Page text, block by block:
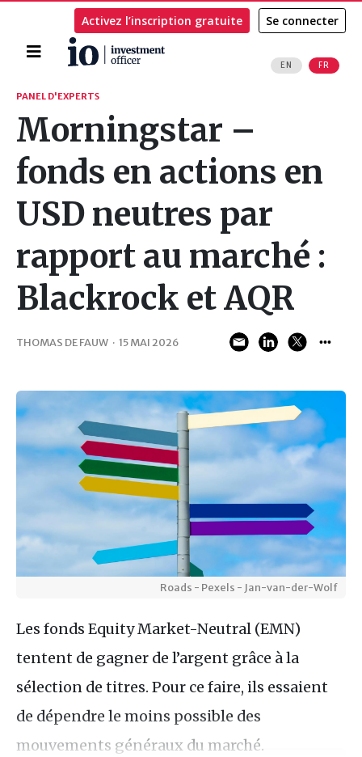
Accueil
EN FR
Activez l’inscription gratuite Se connecter
Rechercher
PANEL D'EXPERTS
Morningstar –
fonds en actions en
USD neutres par
rapport au marché :
Blackrock et AQR
THOMAS DE FAUW · 15 MAI 2026
Roads - Pexels - Jan-van-der-Wolf
Les fonds Equity Market-Neutral (EMN)
tentent de gagner de l’argent grâce à la
sélection de titres. Pour ce faire, ils essaient
de dépendre le moins possible des
mouvements généraux du marché.